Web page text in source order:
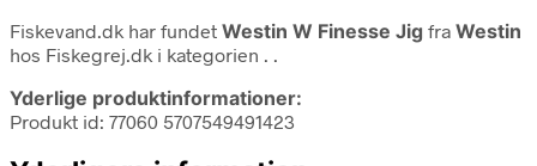
Fiskevand.dk har fundet Westin W Finesse Jig fra Westin
hos Fiskegrej.dk i kategorien . .
Yderlige produktinformationer:
Produkt id: 77060 5707549491423